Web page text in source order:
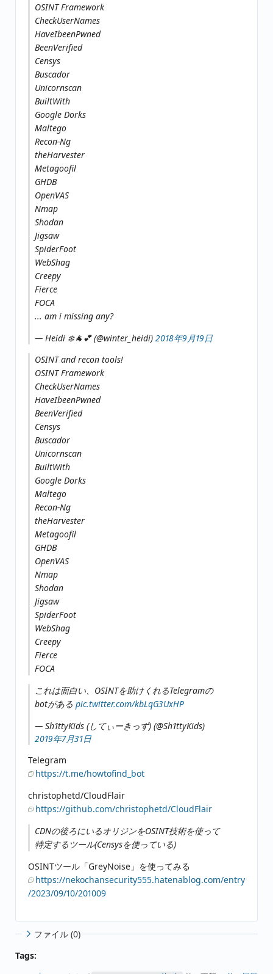
OSINT Framework
CheckUserNames
HaveIbeenPwned
BeenVerified
Censys
Buscador
Unicornscan
BuiltWith
Google Dorks
Maltego
Recon-Ng
theHarvester
Metagoofil
GHDB
OpenVAS
Nmap
Shodan
Jigsaw
SpiderFoot
WebShag
Creepy
Fierce
FOCA
... am i missing any?
— Heidi ❄️🐐💕 (@winter_heidi)2018年9月19日
OSINT and recon tools!
OSINT Framework
CheckUserNames
HaveIbeenPwned
BeenVerified
Censys
Buscador
Unicornscan
BuiltWith
Google Dorks
Maltego
Recon-Ng
theHarvester
Metagoofil
GHDB
OpenVAS
Nmap
Shodan
Jigsaw
SpiderFoot
WebShag
Creepy
Fierce
FOCA
これは面白い、OSINTを助けくれるTelegramの
botがあるpic.twitter.com/kbLqG3UxHP
— Sh1ttyKids (してぃーきっず) (@Sh1ttyKids)
2019年7月31日
Telegram
https://t.me/howtofind_bot
christophetd/CloudFlair
https://github.com/christophetd/CloudFlair
CDNの後ろにいるオリジンをOSINT技術を使って
特定するツール(Censysを使っている)
OSINTツール「GreyNoise」を使ってみる
https://nekochansecurity555.hatenablog.com/entry
/2023/09/10/201009
ファイル (0)
Tags: